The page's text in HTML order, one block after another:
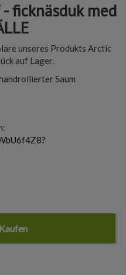
ficknäsduk med
unseres Produkts Arctic
auf Lager.
Saum
Kaufen